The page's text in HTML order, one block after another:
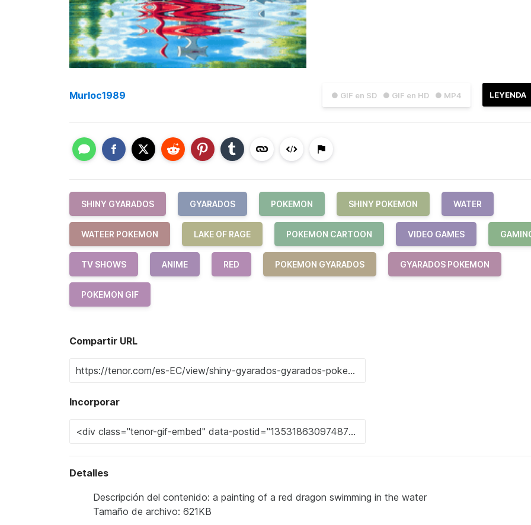
● GIF en SD ● GIF en HD ● MP4 LEYENDA
Murloc1989
SHINY GYARADOS GYARADOS POKEMON SHINY POKEMON WATER
WATEER POKEMON LAKE OF RAGE POKEMON CARTOON VIDEO GAMES
TV SHOWS ANIME RED POKEMON GYARADOS GYARADOS POKEMON
POKEMON GIF
Compartir URL
Incorporar
Detalles
Descripción del contenido: a painting of a red dragon swimming in the water
Tamaño de archivo: 621KB